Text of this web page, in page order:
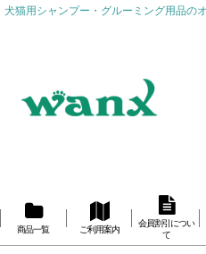
犬猫用シャンプー・グルーミング用品の
商品一覧 ご利用案内
会員割引につい
て